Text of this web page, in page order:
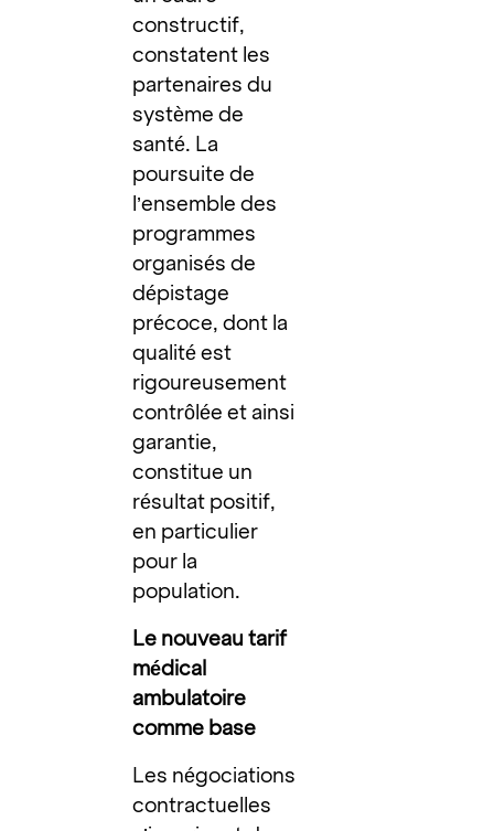
constructif,
constatent les
partenaires du
système de
santé. La
poursuite de
l’ensemble des
programmes
organisés de
dépistage
précoce, dont la
qualité est
rigoureusement
contrôlée et ainsi
garantie,
constitue un
résultat positif,
en particulier
pour la
population.
Le nouveau tarif
médical
ambulatoire
comme base
Les négociations
contractuelles